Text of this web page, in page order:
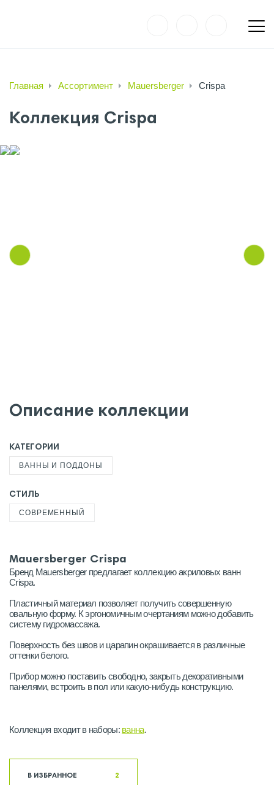
Главная Ассортимент Mauersberger Crispa
Коллекция Crispa
Описание коллекции
КАТЕГОРИИ
ВАННЫ И ПОДДОНЫ
СТИЛЬ
СОВРЕМЕННЫЙ
Mauersberger Crispa
Бренд Mauersberger предлагает коллекцию акриловых ванн
Crispa.
Пластичный материал позволяет получить совершенную
овальную форму. К эргономичным очертаниям можно добавить
систему гидромассажа.
Поверхность без швов и царапин окрашивается в различные
оттенки белого.
Прибор можно поставить свободно, закрыть декоративными
панелями, встроить в пол или какую-нибудь конструкцию.
Коллекция входит в наборы: ванна.
В ИЗБРАННОЕ 2